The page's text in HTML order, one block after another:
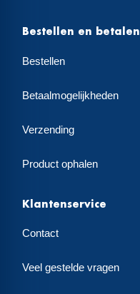
Bestellen en betalen
Bestellen
Betaalmogelijkheden
Verzending
Product ophalen
Klantenservice
Contact
Veel gestelde vragen